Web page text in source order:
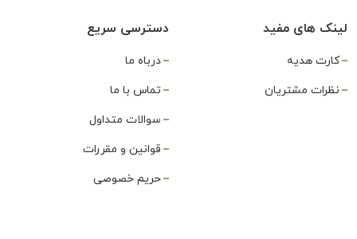
لینک های مفید
کارت هدیه
نظرات مشتریان
دسترسی سریع
درباه ما
تماس با ما
سوالات متداول
قوانین و مقررات
حریم خصوصی